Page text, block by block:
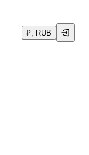
₽, RUB